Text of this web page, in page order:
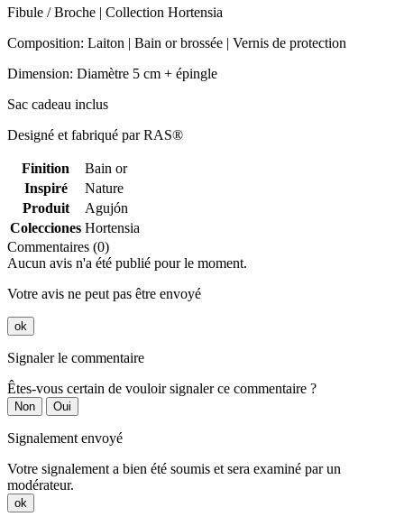
Fibule / Broche | Collection Hortensia
Composition: Laiton | Bain or brossée | Vernis de protection
Dimension: Diamètre 5 cm + épingle
Sac cadeau inclus
Designé et fabriqué par RAS®
Finition
Bain or
Inspiré
Nature
Produit
Agujón
Colecciones Hortensia
Commentaires (0)
Aucun avis n'a été publié pour le moment.
Votre avis ne peut pas être envoyé
ok
Signaler le commentaire
Êtes-vous certain de vouloir signaler ce commentaire ?
Non Oui
Signalement envoyé
Votre signalement a bien été soumis et sera examiné par un
modérateur.
ok